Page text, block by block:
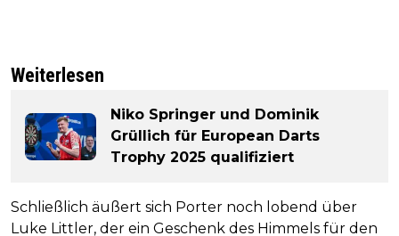
Weiterlesen
Niko Springer und Dominik
Grüllich für European Darts
Trophy 2025 qualifiziert
Schließlich äußert sich Porter noch lobend über
Luke Littler, der ein Geschenk des Himmels für den